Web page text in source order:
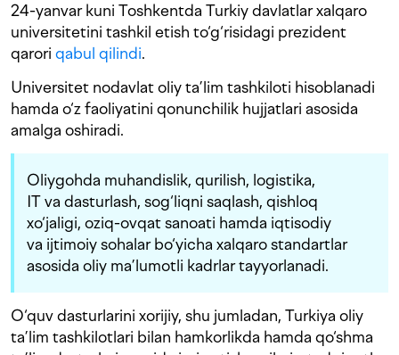
24-yanvar kuni Toshkentda Turkiy davlatlar xalqaro
universitetini tashkil etish to‘g‘risidagi prezident
qarori qabul qilindi.
Universitet nodavlat oliy ta’lim tashkiloti hisoblanadi
hamda o‘z faoliyatini qonunchilik hujjatlari asosida
amalga oshiradi.
Oliygohda muhandislik, qurilish, logistika,
IT va dasturlash, sog‘liqni saqlash, qishloq
xo‘jaligi, oziq-ovqat sanoati hamda iqtisodiy
va ijtimoiy sohalar bo‘yicha xalqaro standartlar
asosida oliy ma’lumotli kadrlar tayyorlanadi.
O‘quv dasturlarini xorijiy, shu jumladan, Turkiya oliy
ta’lim tashkilotlari bilan hamkorlikda hamda qo‘shma